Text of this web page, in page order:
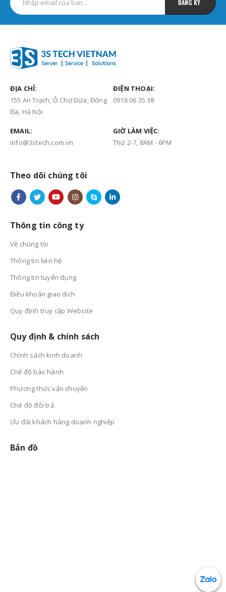
ĐỊA CHỈ:
155 An Trạch, Ô Chợ Dừa, Đống
Đa, Hà Nội
ĐIỆN THOẠI:
0916 06 35 38
EMAIL:
info@3stech.com.vn
GIỜ LÀM VIỆC:
Thứ 2-7, 8AM - 6PM
Theo dõi chúng tôi
Thông tin công ty
Về chúng tôi
Thông tin liên hệ
Thông tin tuyển dụng
Điều khoản giao dịch
Quy định truy cập Website
Quy định & chính sách
Chính sách kinh doanh
Chế độ bảo hành
Phương thức vận chuyển
Ché độ đổi trả
Ưu đãi khách hàng doanh nghiệp
Bản đồ